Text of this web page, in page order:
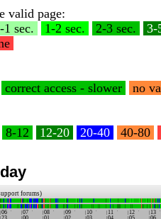
valid page:
1 sec. 1-2 sec. 2-3 sec.
3-
correct access - slower no
8-12 12-20 20-40 40-80
forums)
06 07 08 09 10 11 12
13